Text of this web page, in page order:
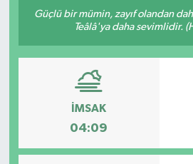
Güçlü bir mümin, zayıf olandan
Teâlâ'ya daha sevimlidir.
İMSAK
04:09
DÜNYA
EGE
EKOLOJİ VE ÇEVRE